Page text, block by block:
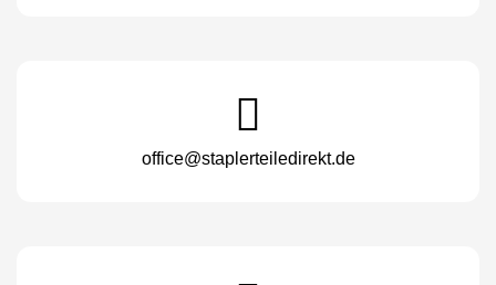
office@staplerteiledirekt.de